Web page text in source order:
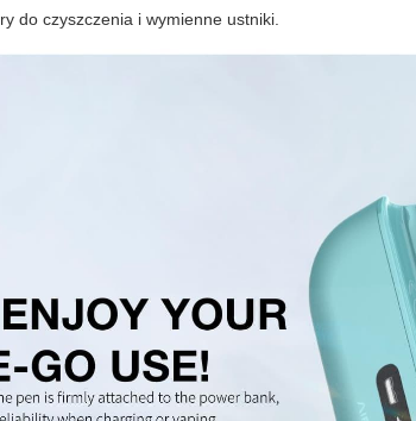
do czyszczenia i wymienne ustniki.